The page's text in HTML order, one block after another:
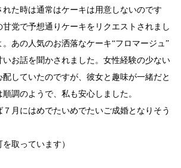
た時は通常はケーキは用意しないのです
党で予想通りケーキをリクエストされまし
あの人気のお洒落なケーキ“フロマージュ”
いお話を聞かされました。女性経験の少ない
していたのですが、彼女と趣味が一緒だと
調のようで、私も安心しました。
月にはめでたいめでたいご成婚となりそう
取っています）